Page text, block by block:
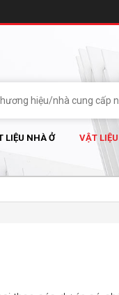
LIỆU NHÀ Ở VẬT